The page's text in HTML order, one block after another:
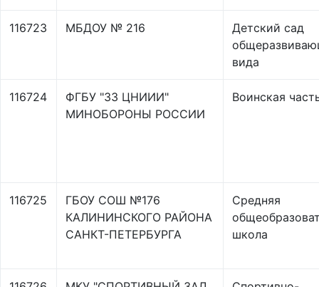
116723 МБДОУ № 216
Детский сад
вида
116724
ФГБУ "33 ЦНИИИ"
МИНОБОРОНЫ РОССИИ
Воинская
116725
ГБОУ СОШ №176
КАЛИНИНСКОГО РАЙОНА
САНКТ-ПЕТЕРБУРГА
Средняя
школа